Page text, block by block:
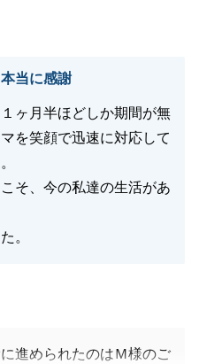
な点がございましたらい
さいませ。
る
当に感謝
ヶ月半ほどしか期間が無
を笑顔で迅速に対応して
そ、今の私達の生活があ
。
進められたのはＭ様のご